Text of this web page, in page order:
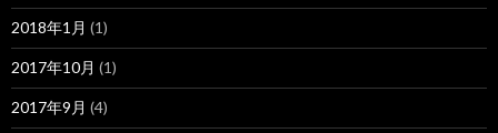
2018年1月 (1)
2017年10月 (1)
2017年9月 (4)